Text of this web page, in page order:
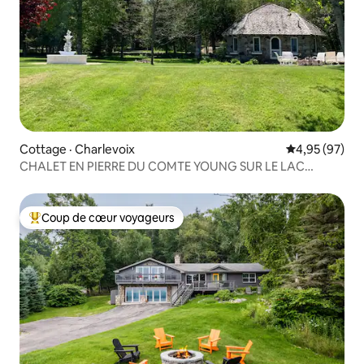
Cottage · Charlevoix Note
4,95 (97)
CHALET EN PIERRE DU COMTE YOUNG SUR LE LAC
Coup de cœur voyageurs parmi les plus aimés
Coup de cœur voyageurs